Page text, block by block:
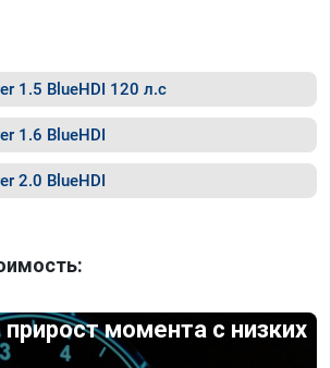
1.5 BlueHDI 120 л.с
1.6 BlueHDI
2.0 BlueHDI
момента с низких